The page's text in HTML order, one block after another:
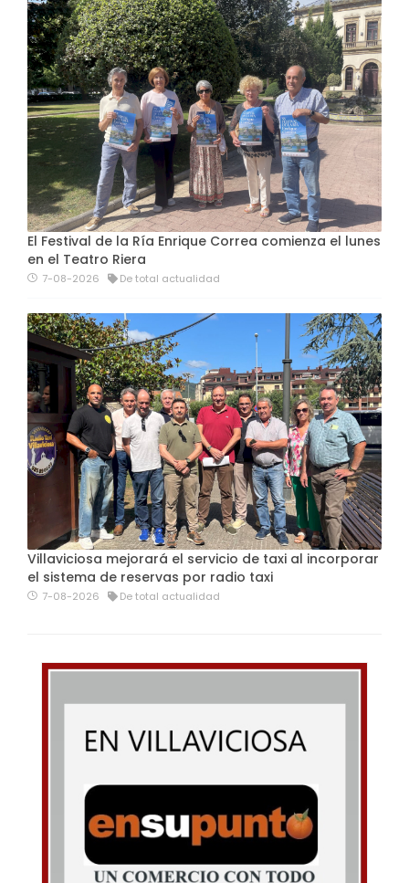
El Festival de la Ría Enrique Correa comienza el lunes
en el Teatro Riera
7-08-2026 De total actualidad
Villaviciosa mejorará el servicio de taxi al incorporar
el sistema de reservas por radio taxi
7-08-2026 De total actualidad